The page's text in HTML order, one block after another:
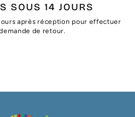
SOUS 14 JOURS
après réception pour effectuer
de retour.